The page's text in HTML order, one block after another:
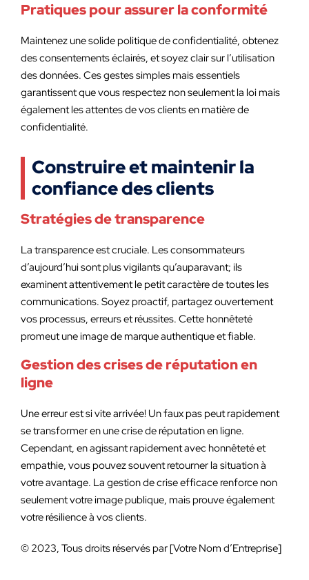
Pratiques pour assurer la conformité
Maintenez une solide politique de confidentialité, obtenez
des consentements éclairés, et soyez clair sur l’utilisation
des données. Ces gestes simples mais essentiels
garantissent que vous respectez non seulement la loi mais
également les attentes de vos clients en matière de
confidentialité.
Construire et maintenir la
confiance des clients
Stratégies de transparence
La transparence est cruciale. Les consommateurs
d’aujourd’hui sont plus vigilants qu’auparavant; ils
examinent attentivement le petit caractère de toutes les
communications. Soyez proactif, partagez ouvertement
vos processus, erreurs et réussites. Cette honnêteté
promeut une image de marque authentique et fiable.
Gestion des crises de réputation en
ligne
Une erreur est si vite arrivée! Un faux pas peut rapidement
se transformer en une crise de réputation en ligne.
Cependant, en agissant rapidement avec honnêteté et
empathie, vous pouvez souvent retourner la situation à
votre avantage. La gestion de crise efficace renforce non
seulement votre image publique, mais prouve également
votre résilience à vos clients.
© 2023, Tous droits réservés par [Votre Nom d’Entreprise]